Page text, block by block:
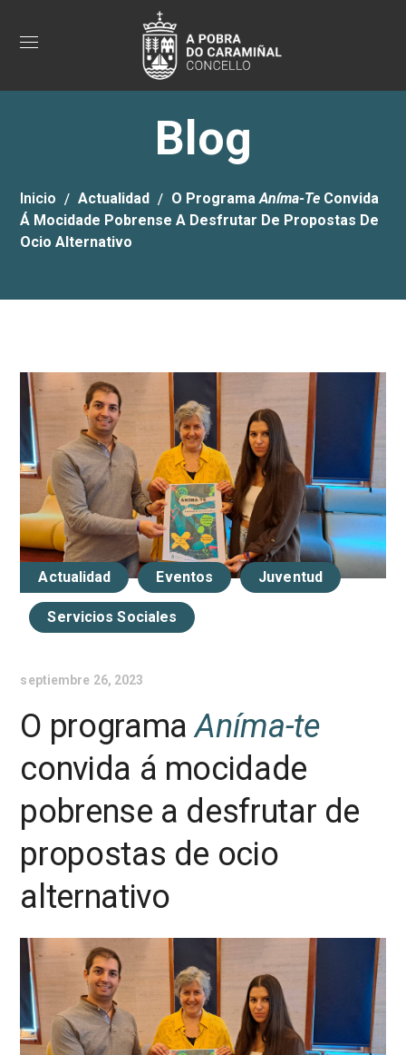
Blog
Inicio Actualidad O ProgramaAníma-Te Convida
Á Mocidade Pobrense A Desfrutar De Propostas De
Ocio Alternativo
Actualidad Eventos Juventud
Servicios Sociales
septiembre 26, 2023
O programaAníma-te
convida á mocidade
pobrense a desfrutar de
propostas de ocio
alternativo